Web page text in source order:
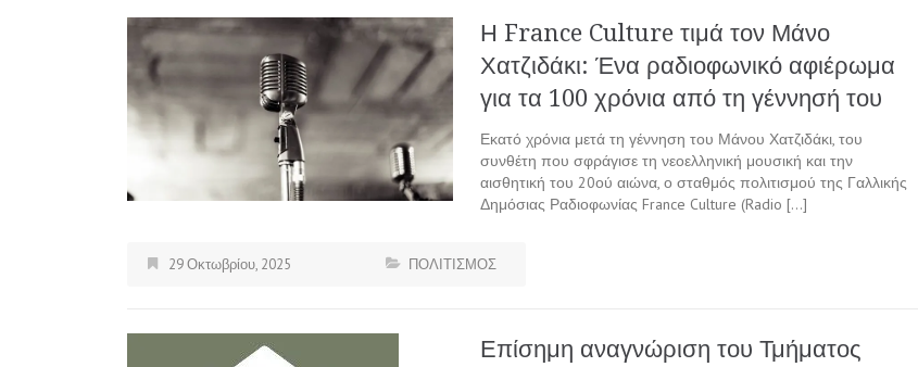
Η France Culture τιμά τον Μάνο
Χατζιδάκι: Ένα ραδιοφωνικό αφιέρωμα
για τα 100 χρόνια από τη γέννησή του
Εκατό χρόνια μετά τη γέννηση του Μάνου Χατζιδάκι, του
συνθέτη που σφράγισε τη νεοελληνική μουσική και την
αισθητική του 20ού αιώνα, ο σταθμός πολιτισμού της Γαλλικής
Δημόσιας Ραδιοφωνίας France Culture (Radio […]
29 Οκτωβρίου, 2025 ΠΟΛΙΤΙΣΜΟΣ
Επίσημη αναγνώριση του Τμήματος